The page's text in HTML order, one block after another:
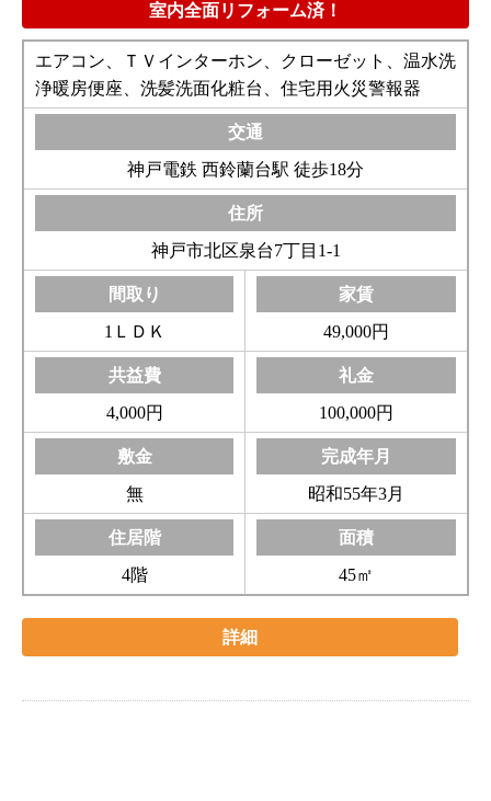
室内全面リフォーム済！
エアコン、ＴＶインターホン、クローゼット、温水洗
浄暖房便座、洗髪洗面化粧台、住宅用火災警報器
神戸電鉄 西鈴蘭台駅 徒歩18分
神戸市北区泉台7丁目1-1
1ＬＤＫ 49,000円
4,000円 100,000円
無 昭和55年3月
4階 45㎡
詳細